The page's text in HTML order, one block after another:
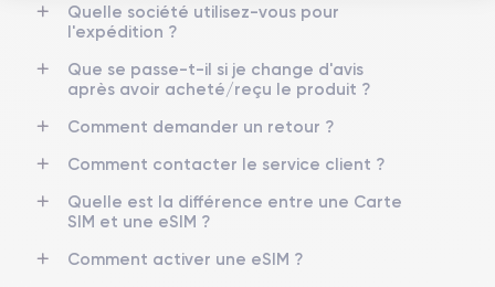
Batterie
3125 mAh
Type de SIM
Réseau mobile Débloqué
vous pouvez consulter lafiche technique de l'iPhone 13 Pro.
Quelle société utilisez-vous pour
l'expédition ?
Que se passe-t-il si je change d'avis
après avoir acheté/reçu le produit ?
Comment demander un retour ?
Comment contacter le service client ?
Quelle est la différence entre une Carte
SIM et une eSIM ?
Comment activer une eSIM ?